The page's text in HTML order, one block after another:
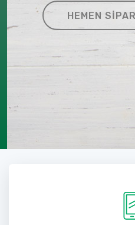
HEMEN